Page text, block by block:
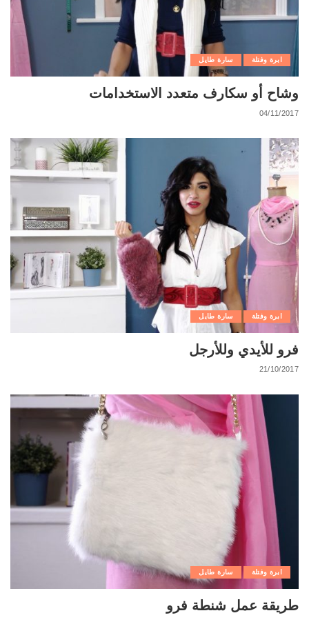
ابرة وفتلة سارة طايل
وشاح أو سكارف متعدد الاستخدامات
04/11/2017
ابرة وفتلة سارة طايل
فرو للأيدي وللأرجل
21/10/2017
ابرة وفتلة سارة طايل
طريقة عمل شنطة فرو